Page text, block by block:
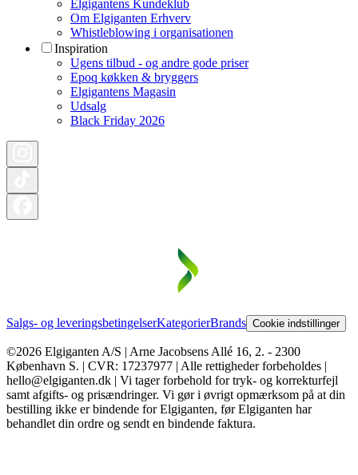
Elgigantens Kundeklub
Om Elgiganten Erhverv
Whistleblowing i organisationen
Inspiration
Ugens tilbud - og andre gode priser
Epoq køkken & bryggers
Elgigantens Magasin
Udsalg
Black Friday 2026
Salgs- og leveringsbetingelserKategorierBrands Cookie indstillinger
©2026 Elgiganten A/S | Arne Jacobsens Allé 16, 2. - 2300
København S. | CVR: 17237977 | Alle rettigheder forbeholdes |
hello@elgiganten.dk | Vi tager forbehold for tryk- og korrekturfejl
samt afgifts- og prisændringer. Vi gør i øvrigt opmærksom på at din
bestilling ikke er bindende for Elgiganten, før Elgiganten har
behandlet din ordre og sendt en bindende faktura.